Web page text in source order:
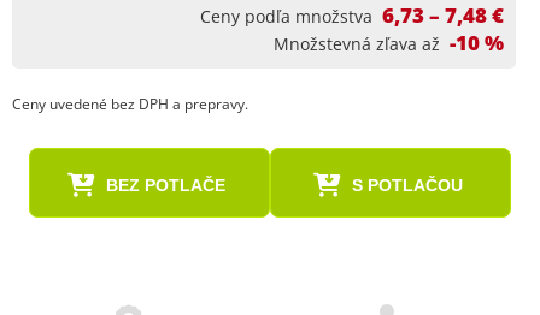
Ceny podľa množstva 6,73 – 7,48 €
Množstevná zľava až -10 %
Ceny uvedené bez DPH a prepravy.
BEZ POTLAČE S POTLAČOU